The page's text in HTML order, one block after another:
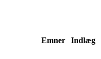
Emner Indlæg